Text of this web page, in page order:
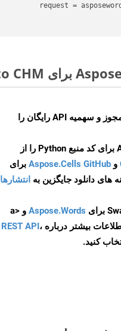
request =
ایجاد کنید تا جزئیات مجوز و سهمیه API رایگان را
و Aspose.Cells GitHub برای
انتشارها
Aspose.Words
و <a
REST API،